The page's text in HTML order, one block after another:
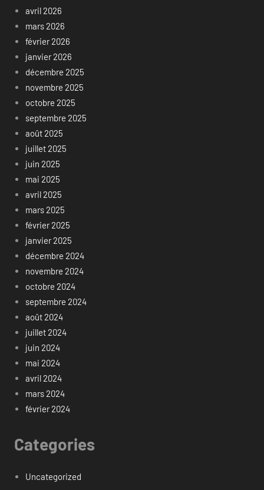
avril 2026
mars 2026
février 2026
janvier 2026
décembre 2025
novembre 2025
octobre 2025
septembre 2025
août 2025
juillet 2025
juin 2025
mai 2025
avril 2025
mars 2025
février 2025
janvier 2025
décembre 2024
novembre 2024
octobre 2024
septembre 2024
août 2024
juillet 2024
juin 2024
mai 2024
avril 2024
mars 2024
février 2024
Categories
Uncategorized